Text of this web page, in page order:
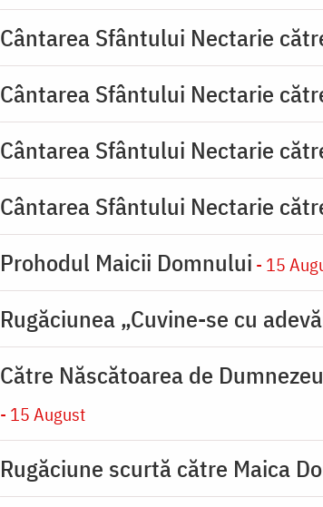
Cântarea Sfântului Nectarie
Cântarea Sfântului Nectarie
Cântarea Sfântului Nectarie
Cântarea Sfântului Nectarie
Prohodul Maicii Domnului - 15
Rugăciunea „Cuvine-se cu
Către Născătoarea de
- 15 August
Rugăciune scurtă către Maica